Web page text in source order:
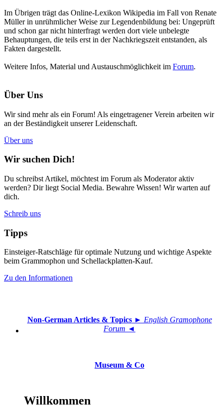
Im Übrigen trägt das Online-Lexikon Wikipedia im Fall von Renate
Müller in unrühmlicher Weise zur Legendenbildung bei: Ungeprüft
und schon gar nicht hinterfragt werden dort viele unbelegte
Behauptungen, die teils erst in der Nachkriegszeit entstanden, als
Fakten dargestellt.
Weitere Infos, Material und Austauschmöglichkeit im Forum.
Über Uns
Wir sind mehr als ein Forum! Als eingetragener Verein arbeiten wir
an der Beständigkeit unserer Leidenschaft.
Über uns
Wir suchen Dich!
Du schreibst Artikel, möchtest im Forum als Moderator aktiv
werden? Dir liegt Social Media. Bewahre Wissen! Wir warten auf
dich.
Schreib uns
Tipps
Einsteiger-Ratschläge für optimale Nutzung und wichtige Aspekte
beim Grammophon und Schellackplatten-Kauf.
Zu den Informationen
Non-German Articles & Topics► English Gramophone
Forum ◄
Museum & Co
Willkommen